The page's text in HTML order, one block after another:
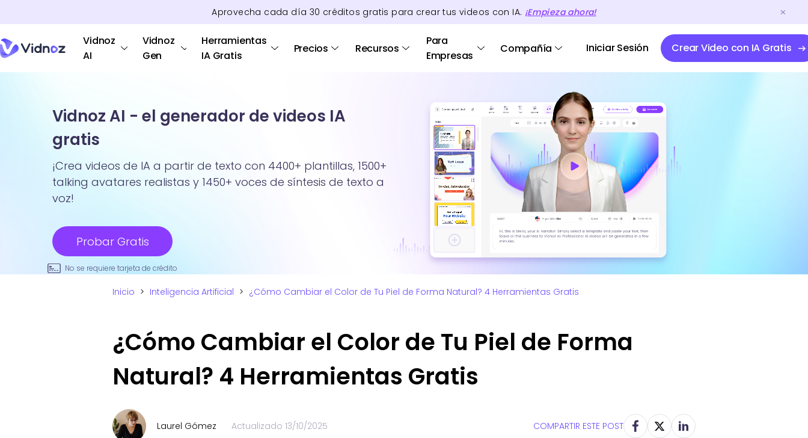
Aprovecha cada día 30 créditos gratis para crear tus videos con IA. ¡Empieza ahora!
Vidnoz
AI
Vidnoz
Gen
Herramientas
IA Gratis
Precios Recursos
Para
Empresas
Compañía Iniciar Sesión Crear Video con IA Gratis
Vidnoz AI - el generador de videos IA
gratis
¡Crea videos de IA a partir de texto con 4400+ plantillas, 1500+
talking avatares realistas y 1450+ voces de síntesis de texto a
voz!
Probar Gratis
No se requiere tarjeta de crédito
Inicio > Inteligencia Artificial > ¿Cómo Cambiar el Color de Tu Piel de Forma Natural? 4 Herramientas Gratis
¿Cómo Cambiar el Color de Tu Piel de Forma
Natural? 4 Herramientas Gratis
Laurel Gómez Actualizado 13/10/2025 COMPARTIR ESTE POST